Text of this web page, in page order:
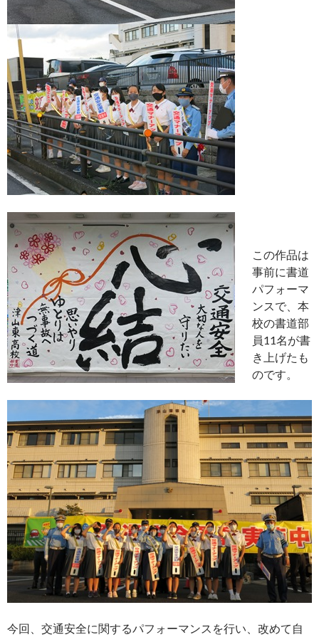
この作品は
事前に書道
パフォーマ
ンスで、本
校の書道部
員11名が書
き上げたも
のです。
今回、交通安全に関するパフォーマンスを行い、改めて自